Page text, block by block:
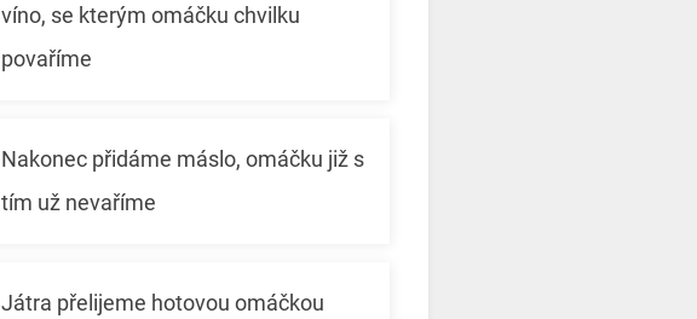
víno, se kterým omáčku chvilku
povaříme
Nakonec přidáme máslo, omáčku již s
tím už nevaříme
Játra přelijeme hotovou omáčkou